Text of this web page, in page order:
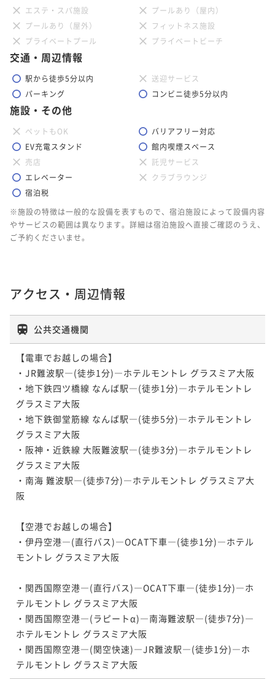
【最上階31階】ジュニアスイート＜禁煙／
59平米＞ グラスミアタイプ
59平米 禁煙 無料Wi-Fi
2名 ¥ 82,422 ~
エステ・スパ施設
プールあり（屋内）
プールあり（屋外）
フィットネス施設
プライベートプール
プライベートビーチ
交通・周辺情報
駅から徒歩5分以内
送迎サービス
パーキング
コンビニ徒歩5分以内
施設・その他
ペットもOK
バリアフリー対応
EV充電スタンド
館内喫煙スペース
売店
託児サービス
エレベーター
クラブラウンジ
宿泊税
※施設の特徴は一般的な設備を表すもので、宿泊施設によって設備内容
やサービスの範囲は異なります。詳細は宿泊施設へ直接ご確認のうえ、
ご予約くださいませ。
アクセス・周辺情報
公共交通機関
【電車でお越しの場合】
・JR難波駅―(徒歩1分)―ホテルモントレ グラスミア大阪
・地下鉄四ツ橋線 なんば駅―(徒歩1分)―ホテルモントレ
グラスミア大阪
・地下鉄御堂筋線 なんば駅―(徒歩5分)―ホテルモントレ
グラスミア大阪
・阪神・近鉄線 大阪難波駅―(徒歩3分)―ホテルモントレ
グラスミア大阪
・南海 難波駅―(徒歩7分)―ホテルモントレ グラスミア大
阪
【空港でお越しの場合】
・伊丹空港―(直行バス)―OCAT下車―(徒歩1分)―ホテル
モントレ グラスミア大阪
・関西国際空港―(直行バス)―OCAT下車―(徒歩1分)―ホ
テルモントレ グラスミア大阪
・関西国際空港―(ラピートα)―南海難波駅―(徒歩7分)―
ホテルモントレ グラスミア大阪
・関西国際空港―(関空快速)―JR難波駅―(徒歩1分)―ホ
テルモントレ グラスミア大阪